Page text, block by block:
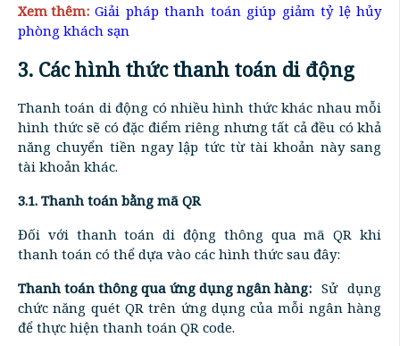
Xem thêm: Giải pháp thanh toán giúp giảm tỷ lệ hủy
phòng khách sạn
3. Các hình thức thanh toán di động
Thanh toán di động có nhiều hình thức khác nhau mỗi
hình thức sẽ có đặc điểm riêng nhưng tất cả đều có khả
năng chuyển tiền ngay lập tức từ tài khoản này sang
tài khoản khác.
3.1. Thanh toán bằng mã QR
Đối với thanh toán di động thông qua mã QR khi
thanh toán có thể dựa vào các hình thức sau đây:
Thanh toán thông qua ứng dụng ngân hàng: Sử dụng
chức năng quét QR trên ứng dụng của mỗi ngân hàng
để thực hiện thanh toán QR code.